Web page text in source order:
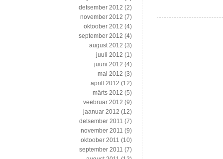
detsember 2012 (2)
november 2012 (7)
oktoober 2012 (4)
september 2012 (4)
august 2012 (3)
juuli 2012 (1)
juuni 2012 (4)
mai 2012 (3)
aprill 2012 (12)
märts 2012 (5)
veebruar 2012 (9)
jaanuar 2012 (12)
detsember 2011 (7)
november 2011 (9)
oktoober 2011 (10)
september 2011 (7)